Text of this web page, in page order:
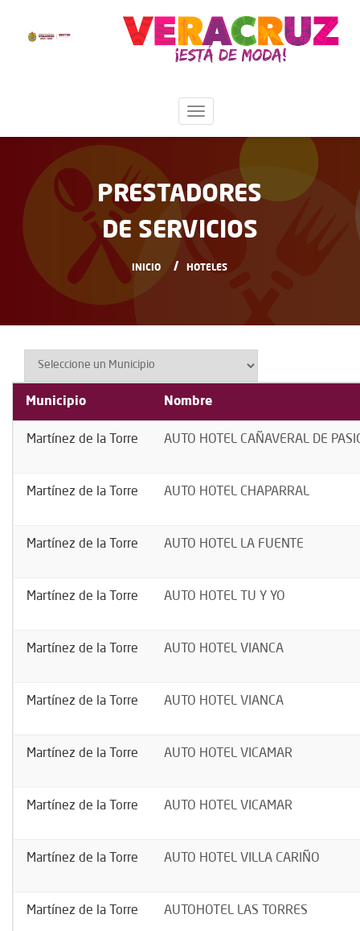
PRESTADORES
DE SERVICIOS
INICIO HOTELES
Municipio Nombre
Martínez de la Torre AUTO HOTEL CAÑAVERAL DE
Martínez de la Torre AUTO HOTEL CHAPARRAL
Martínez de la Torre AUTO HOTEL LA FUENTE
Martínez de la Torre AUTO HOTEL TU Y YO
Martínez de la Torre AUTO HOTEL VIANCA
Martínez de la Torre AUTO HOTEL VIANCA
Martínez de la Torre AUTO HOTEL VICAMAR
Martínez de la Torre AUTO HOTEL VICAMAR
Martínez de la Torre AUTO HOTEL VILLA CARIÑO
Martínez de la Torre AUTOHOTEL LAS TORRES